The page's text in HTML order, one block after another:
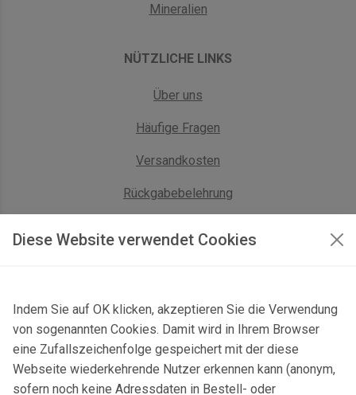
Diese Website verwendet Cookies
Indem Sie auf OK klicken, akzeptieren Sie die Verwendung
von sogenannten Cookies. Damit wird in Ihrem Browser
eine Zufallszeichenfolge gespeichert mit der diese
Webseite wiederkehrende Nutzer erkennen kann (anonym,
sofern noch keine Adressdaten in Bestell- oder
Mineralien
NÜTZLICHE LINKS
Über uns
Häufige Fragen
Versandkosten
Rückgabebelehrung
Kontaktformular & Anfahrt
Gersbach 10, 74589 Satteldorf, Deutschland
mail@topgeo.com